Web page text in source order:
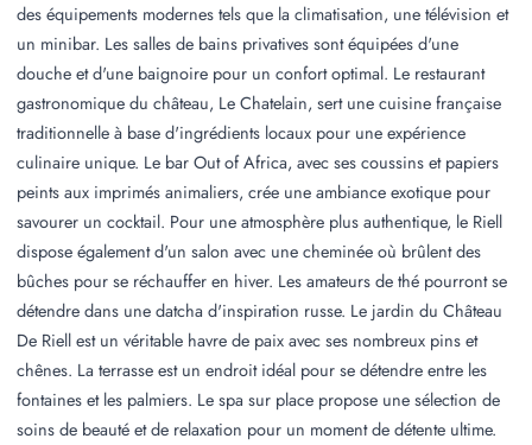
des équipements modernes tels que la climatisation, une télévision et
un minibar. Les salles de bains privatives sont équipées d'une
douche et d'une baignoire pour un confort optimal. Le restaurant
gastronomique du château, Le Chatelain, sert une cuisine française
traditionnelle à base d'ingrédients locaux pour une expérience
culinaire unique. Le bar Out of Africa, avec ses coussins et papiers
peints aux imprimés animaliers, crée une ambiance exotique pour
savourer un cocktail. Pour une atmosphère plus authentique, le Riell
dispose également d'un salon avec une cheminée où brûlent des
bûches pour se réchauffer en hiver. Les amateurs de thé pourront se
détendre dans une datcha d'inspiration russe. Le jardin du Château
De Riell est un véritable havre de paix avec ses nombreux pins et
chênes. La terrasse est un endroit idéal pour se détendre entre les
fontaines et les palmiers. Le spa sur place propose une sélection de
soins de beauté et de relaxation pour un moment de détente ultime.